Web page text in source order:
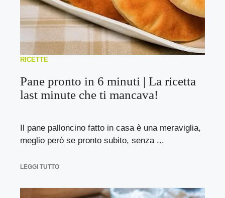
RICETTE
Pane pronto in 6 minuti | La ricetta
last minute che ti mancava!
Il pane palloncino fatto in casa è una meraviglia,
meglio però se pronto subito, senza ...
LEGGI TUTTO